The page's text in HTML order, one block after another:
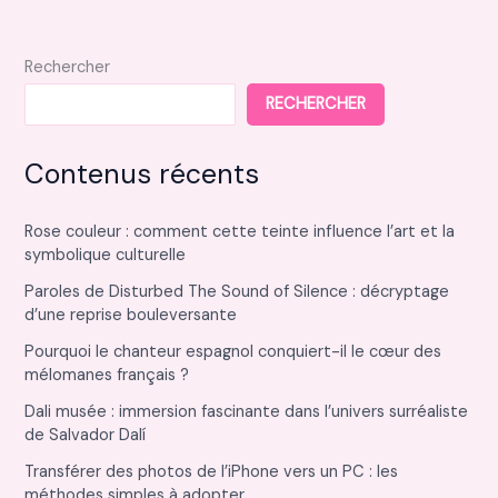
Rechercher
RECHERCHER
Contenus récents
Rose couleur : comment cette teinte influence l’art et la
symbolique culturelle
Paroles de Disturbed The Sound of Silence : décryptage
d’une reprise bouleversante
Pourquoi le chanteur espagnol conquiert-il le cœur des
mélomanes français ?
Dali musée : immersion fascinante dans l’univers surréaliste
de Salvador Dalí
Transférer des photos de l’iPhone vers un PC : les